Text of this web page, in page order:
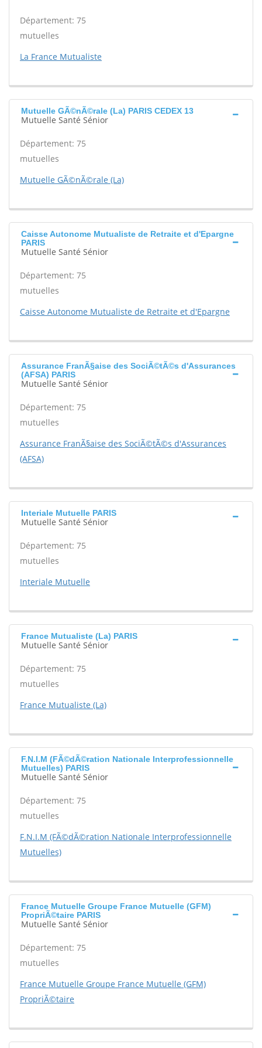
Département: 75
mutuelles
La France Mutualiste
Mutuelle GÃ©nÃ©rale (La) PARIS CEDEX 13
Mutuelle Santé Sénior
Département: 75
mutuelles
Mutuelle GÃ©nÃ©rale (La)
Caisse Autonome Mutualiste de Retraite et d'Epargne
PARIS
Mutuelle Santé Sénior
Département: 75
mutuelles
Caisse Autonome Mutualiste de Retraite et d'Epargne
Assurance FranÃ§aise des SociÃ©tÃ©s d'Assurances
(AFSA) PARIS
Mutuelle Santé Sénior
Département: 75
mutuelles
Assurance FranÃ§aise des SociÃ©tÃ©s d'Assurances
(AFSA)
Interiale Mutuelle PARIS
Mutuelle Santé Sénior
Département: 75
mutuelles
Interiale Mutuelle
France Mutualiste (La) PARIS
Mutuelle Santé Sénior
Département: 75
mutuelles
France Mutualiste (La)
F.N.I.M (FÃ©dÃ©ration Nationale Interprofessionnelle
Mutuelles) PARIS
Mutuelle Santé Sénior
Département: 75
mutuelles
F.N.I.M (FÃ©dÃ©ration Nationale Interprofessionnelle
Mutuelles)
France Mutuelle Groupe France Mutuelle (GFM)
PropriÃ©taire PARIS
Mutuelle Santé Sénior
Département: 75
mutuelles
France Mutuelle Groupe France Mutuelle (GFM)
PropriÃ©taire